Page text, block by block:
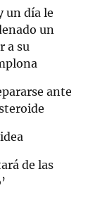
un día le
un
a su
ante
de las